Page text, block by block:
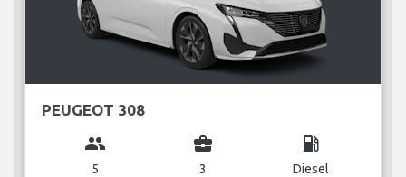
PEUGEOT 308
group
5
business_center
3
local_gas_station
Diesel